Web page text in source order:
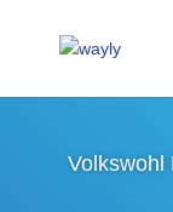
Volkswohl